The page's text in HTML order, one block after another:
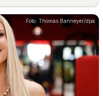
Foto: Thomas Banneyer/dpa